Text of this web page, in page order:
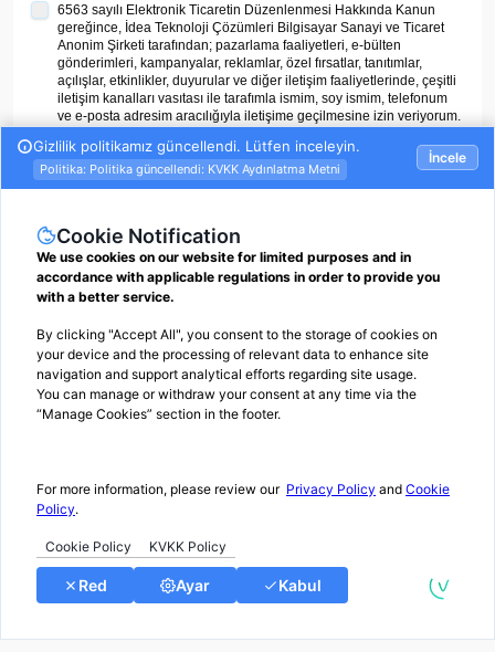
6563 sayılı Elektronik Ticaretin Düzenlenmesi Hakkında Kanun
gereğince, İdea Teknoloji Çözümleri Bilgisayar Sanayi ve Ticaret
Anonim Şirketi tarafından; pazarlama faaliyetleri, e-bülten
gönderimleri, kampanyalar, reklamlar, özel fırsatlar, tanıtımlar,
açılışlar, etkinlikler, duyurular ve diğer iletişim faaliyetlerinde, çeşitli
iletişim kanalları vasıtası ile tarafımla ismim, soy ismim, telefonum
ve e-posta adresim aracılığıyla iletişime geçilmesine izin veriyorum.
ÜYE OL